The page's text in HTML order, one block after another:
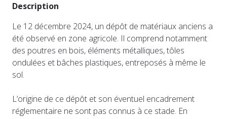
Description
Le 12 décembre 2024, un dépôt de matériaux anciens a
été observé en zone agricole. Il comprend notamment
des poutres en bois, éléments métalliques, tôles
ondulées et bâches plastiques, entreposés à même le
sol.
L’origine de ce dépôt et son éventuel encadrement
réglementaire ne sont pas connus à ce stade. En